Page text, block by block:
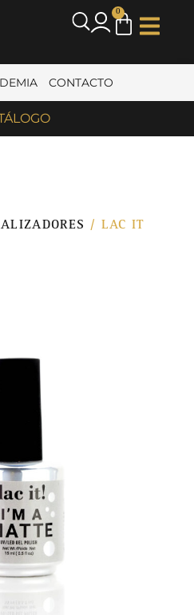
0
CONTACTO
/ LAC IT